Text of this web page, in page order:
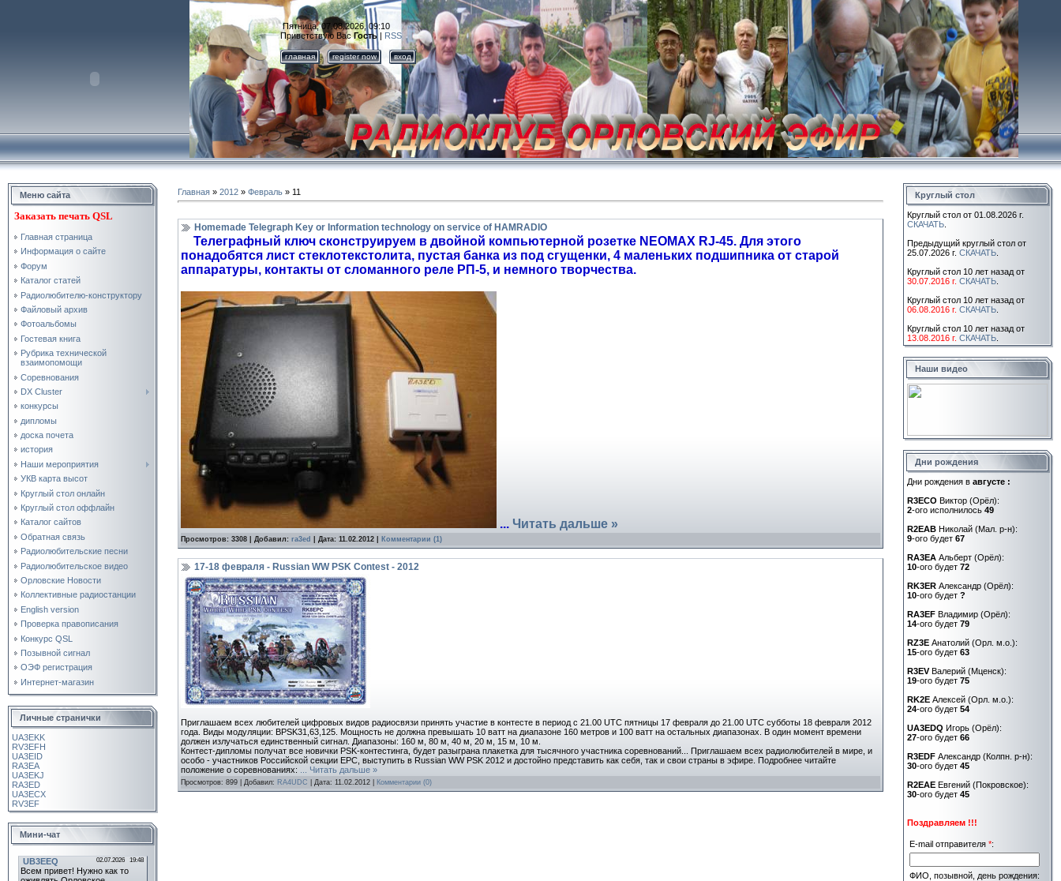
Пятница, 07.08.2026, 09:10
Приветствую Вас Гость| RSS
главная register now вход
Меню сайта
Заказать печать QSL
Главная страница
Информация о сайте
Форум
Каталог статей
Радиолюбителю-конструктору
Файловый архив
Фотоальбомы
Гостевая книга
Рубрика технической
взаимопомощи
Соревнования
DX Cluster
конкурсы
дипломы
доска почета
история
Наши мероприятия
УКВ карта высот
Круглый стол онлайн
Круглый стол оффлайн
Каталог сайтов
Обратная связь
Радиолюбительские песни
Радиолюбительское видео
Орловские Новости
Коллективные радиостанции
English version
Проверка правописания
Конкурс QSL
Позывной сигнал
ОЭФ регистрация
Интернет-магазин
Личные странички
UA3EKK
RV3EFH
UA3EID
RA3EA
UA3EKJ
RA3ED
UA3ECX
RV3EF
Мини-чат
Главная » 2012 » Февраль » 11
Homemade Telegraph Key or Information technology on service of HAMRADIO
Телеграфный ключ сконструируем в двойной компьютерной розетке NEOMAX RJ-45. Для этого
понадобятся лист стеклотекстолита, пустая банка из под сгущенки, 4 маленьких подшипника от старой
аппаратуры, контакты от сломанного реле РП-5, и немного творчества.
... Читать дальше »
Просмотров: 3308 Добавил: ra3ed Дата: 11.02.2012 Комментарии (1)
17-18 февраля - Russian WW PSK Contest - 2012
Приглашаем всех любителей цифровых видов радиосвязи принять участие в контесте в период с 21.00 UTC пятницы 17 февраля до 21.00 UTC субботы 18 февраля 2012
года. Виды модуляции: BPSK31,63,125. Мощность не должна превышать 10 ватт на диапазоне 160 метров и 100 ватт на остальных диапазонах. В один момент времени
должен излучаться единственный сигнал. Диапазоны: 160 м, 80 м, 40 м, 20 м, 15 м, 10 м.
Контест-дипломы получат все новички PSK-контестинга, будет разыграна плакетка для тысячного участника соревнований... Приглашаем всех радиолюбителей в мире, и
особо - участников Российской секции EPC, выступить в Russian WW PSK 2012 и достойно представить как себя, так и свои страны в эфире. Подробнее читайте
положение о соревнованиях:
Читать дальше »
Просмотров: 899 Добавил: RA4UDC Дата: 11.02.2012 Комментарии (0)
Круглый стол
Круглый стол от 01.08.2026 г.
СКАЧАТЬ
Предыдущий круглый стол от
25.07.2026 г. СКАЧАТЬ
Круглый стол 10 лет назад от
30.07.2016 г. СКАЧАТЬ
Круглый стол 10 лет назад от
06.08.2016 г. СКАЧАТЬ
Круглый стол 10 лет назад от
13.08.2016 г. СКАЧАТЬ
Наши видео
Дни рождения
Дни рождения в августе :
R3ECO Виктор (Орёл):
2-ого исполнилось 49
R2EAB Николай (Мал. р-н):
9-ого будет 67
RA3EA Альберт (Орёл):
10-ого будет 72
RK3ER Александр (Орёл):
10-ого будет ?
RA3EF Владимир (Орёл):
14-ого будет 79
RZ3E Анатолий (Орл. м.о.):
15-ого будет 63
R3EVВалерий (Мценск):
19-ого будет 75
RK2E Алексей (Орл. м.о.):
24-ого будет 54
UA3EDQ Игорь (Орёл):
27-ого будет 66
R3EDF Александр (Колпн. р-н):
30-ого будет 45
R2EAE Евгений (Покровское):
30-ого будет 45
Поздравляем !!!
E-mail отправителя *:
ФИО, позывной, день рождения: